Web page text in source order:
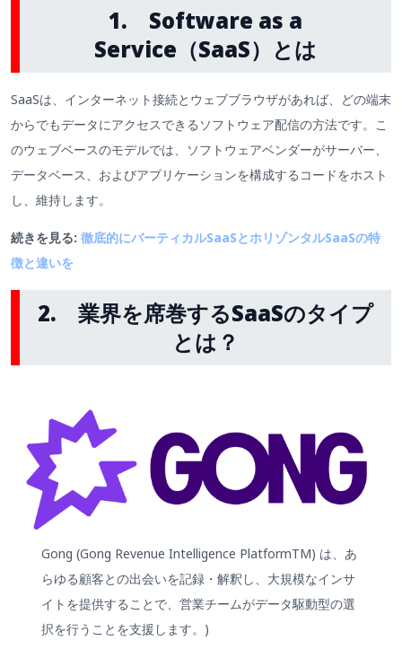
1. Software as a
Service（SaaS）とは
SaaSは、インターネット接続とウェブブラウザがあれば、どの端末
からでもデータにアクセスできるソフトウェア配信の方法です。こ
のウェブベースのモデルでは、ソフトウェアベンダーがサーバー、
データベース、およびアプリケーションを構成するコードをホスト
し、維持します。
続きを見る: 徹底的にバーティカルSaaSとホリゾンタルSaaSの特
徴と違いを
2. 業界を席巻するSaaSのタイプ
とは？
Gong (Gong Revenue Intelligence PlatformTM) は、あ
らゆる顧客との出会いを記録・解釈し、大規模なインサ
イトを提供することで、営業チームがデータ駆動型の選
択を行うことを支援します。)